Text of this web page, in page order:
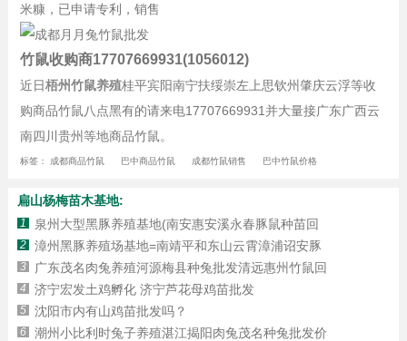
米糠，已申请专利，销售
竹鼠收购商17707669931(1056012)
近日梧州竹鼠养殖桂平宾阳南宁扶绥崇左上思钦州肇庆云浮等收
购商品竹鼠八点黑有的请来电17707669931并大量接广东广西云
南四川贵州等地商品竹鼠。
标签： 成都商品竹鼠 巴中商品竹鼠 成都竹鼠销售 巴中竹鼠价格
扁山杨梅苗木基地:
1 泉州大型黑豚养殖基地(南安惠安溪永春豚鼠种苗回
2 漳州黑豚养殖场基地=南靖平和东山云霄漳浦诏安豚
3 广东茂名肉兔养殖河源梅县种兔批发清远惠州竹鼠回
4 济宁宏发土鸡孵化 济宁芦花母鸡苗批发
5 沈阳市内有山鸡苗批发吗？
6 潮州小比利时兔子养殖湛江揭阳肉兔茂名种兔批发价